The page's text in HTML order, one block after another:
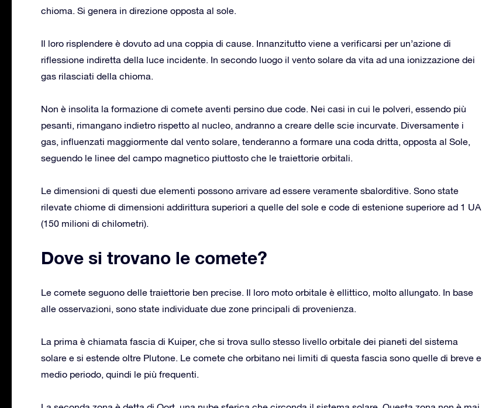
chioma. Si genera in direzione opposta al sole.
Il loro risplendere è dovuto ad una coppia di cause. Innanzitutto viene a verificarsi per un’azione di
riflessione indiretta della luce incidente. In secondo luogo il vento solare da vita ad una ionizzazione dei
gas rilasciati della chioma.
Non è insolita la formazione di comete aventi persino due code. Nei casi in cui le polveri, essendo più
pesanti, rimangano indietro rispetto al nucleo, andranno a creare delle scie incurvate. Diversamente i
gas, influenzati maggiormente dal vento solare, tenderanno a formare una coda dritta, opposta al Sole,
seguendo le linee del campo magnetico piuttosto che le traiettorie orbitali.
Le dimensioni di questi due elementi possono arrivare ad essere veramente sbalorditive. Sono state
rilevate chiome di dimensioni addirittura superiori a quelle del sole e code di estenione superiore ad 1 UA
(150 milioni di chilometri).
Dove si trovano le comete?
Le comete seguono delle traiettorie ben precise. Il loro moto orbitale è ellittico, molto allungato. In base
alle osservazioni, sono state individuate due zone principali di provenienza.
La prima è chiamata fascia di Kuiper, che si trova sullo stesso livello orbitale dei pianeti del sistema
solare e si estende oltre Plutone. Le comete che orbitano nei limiti di questa fascia sono quelle di breve e
medio periodo, quindi le più frequenti.